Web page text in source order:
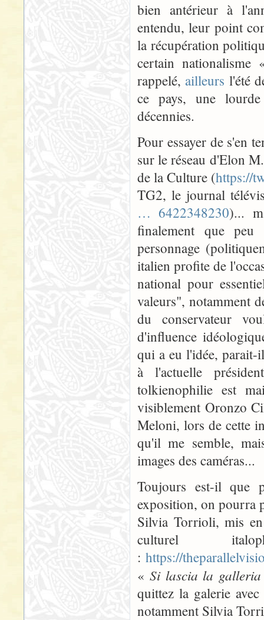
bien antérieur à
entendu, leur point
la récupération
certain
rappelé, ailleurs l'été
ce pays, une
décennies.
Pour essayer de s'en
sur le réseau d'Elon
de la Culture (https://
TG2, le journal
… 6422348230)...
finalement que
personnage
italien profite de
national pour
valeurs", notamment
du conservateur
d'influence
qui a eu l'idée, parait-
à l'actuelle
tolkienophilie est
visiblement Oronzo
Meloni, lors de cette
qu'il me semble,
images des caméras...
Toujours est-il que
exposition, on pourra
Silvia Torrioli, mis
culturel
: https://
« Si lascia la galleria
quittez la galerie
notamment Silvia